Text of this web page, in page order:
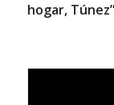
hogar, Túnez”